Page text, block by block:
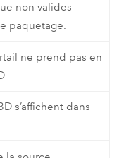
non valides
paquetage.
ne prend pas en
s’affichent dans